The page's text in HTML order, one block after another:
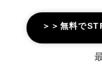
＞＞無料で